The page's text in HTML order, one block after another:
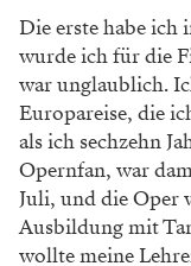
Die erste habe ich
wurde ich für die
war unglaublich.
Europareise, die
als ich sechzehn
Opernfan, war
Juli, und die Oper
Ausbildung mit
wollte meine